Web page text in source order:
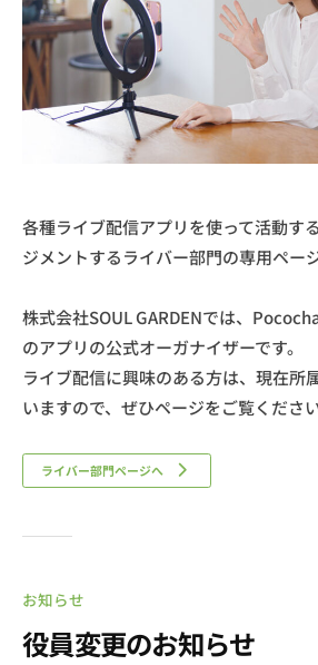
r
d
e
n
各種ライブ配信アプリを使って活動す
ジメントするライバー部門の専用ペー
株式会社SOUL GARDENでは、
のアプリの公式オーガナイザーです。
ライブ配信に興味のある方は、現在所
いますので、ぜひページをご覧くださ
ライバー部門ページへ
お知らせ
役員変更のお知らせ